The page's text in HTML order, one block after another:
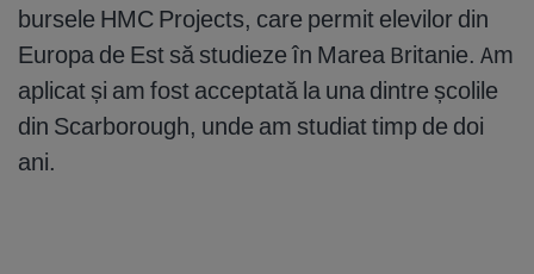
bursele HMC Projects, care permit elevilor din
Europa de Est să studieze în Marea Britanie. Am
aplicat și am fost acceptată la una dintre școlile
din Scarborough, unde am studiat timp de doi
ani.